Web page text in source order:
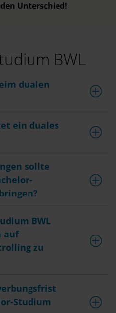
Unterschied!
BWL
dualen
ein duales
sollte
BWL
auf
zu
Studium